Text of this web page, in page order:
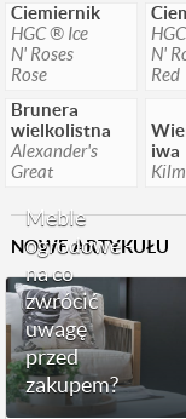
Ciemiernik
HGC ® Ice
N' Roses
Rose
N'
Red
Brunera
wielkolistna
Alexander's
Great
iwa
NOWE ARTYKUŁU
Meble
ogrodowe -
na co
zwrócić
uwagę
przed
zakupem?